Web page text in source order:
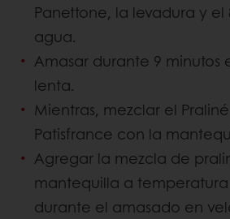
Panettone, la levadura y el
agua.
Amasar durante 9 minutos
lenta.
Mientras, mezclar el
Patisfrance con la
Agregar la mezcla de
mantequilla a
durante el amasado en